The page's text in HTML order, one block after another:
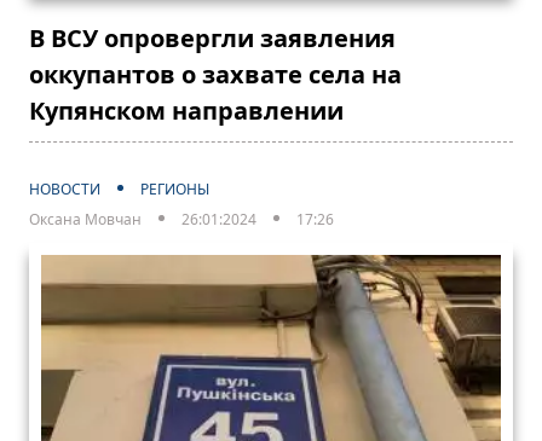
В ВСУ опровергли заявления
оккупантов о захвате села на
Купянском направлении
НОВОСТИ
РЕГИОНЫ
Оксана Мовчан
26:01:2024 17:26